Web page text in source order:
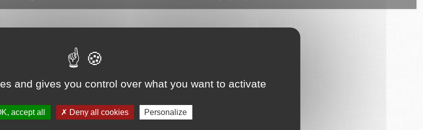
and gives you control over what you want to activate
accept all Deny all cookies Personalize